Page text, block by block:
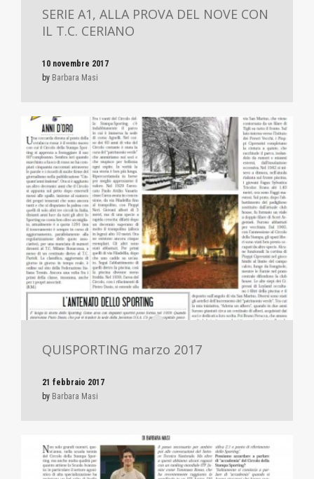
SERIE A1, ALLA PROVA DEL NOVE CON
IL T.C. CERIANO
10 novembre 2017
by Barbara Masi
QUISPORTING marzo 2017
21 febbraio 2017
by Barbara Masi